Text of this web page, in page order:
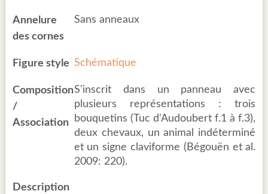
Annelure
des cornes
Sans anneaux
Figure style Schématique
Composition
/
Association
S'inscrit dans un panneau avec
plusieurs représentations : trois
bouquetins (Tuc d'Audoubert f.1 à f.3),
deux chevaux, un animal indéterminé
et un signe claviforme (Bégouën et al.
2009: 220).
Description